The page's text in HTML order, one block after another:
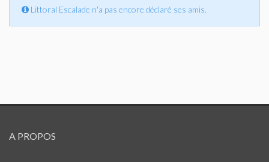
Littoral Escalade n'a pas encore déclaré ses amis.
A PROPOS